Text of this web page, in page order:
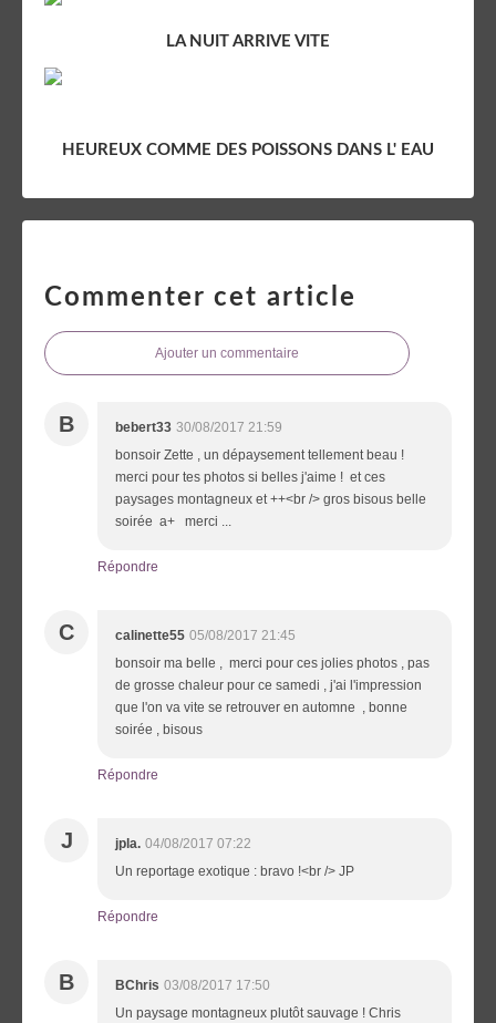
LA NUIT ARRIVE VITE
HEUREUX COMME DES POISSONS DANS L' EAU
Commenter cet article
Ajouter un commentaire
B bebert33 30/08/2017 21:59
bonsoir Zette , un dépaysement tellement beau !
merci pour tes photos si belles j'aime ! et ces
paysages montagneux et ++<br /> gros bisous belle
soirée a+ merci ...
Répondre
C calinette55 05/08/2017 21:45
bonsoir ma belle , merci pour ces jolies photos , pas
de grosse chaleur pour ce samedi , j'ai l'impression
que l'on va vite se retrouver en automne , bonne
soirée , bisous
Répondre
J jpla. 04/08/2017 07:22
Un reportage exotique : bravo !<br /> JP
Répondre
B BChris 03/08/2017 17:50
Un paysage montagneux plutôt sauvage ! Chris